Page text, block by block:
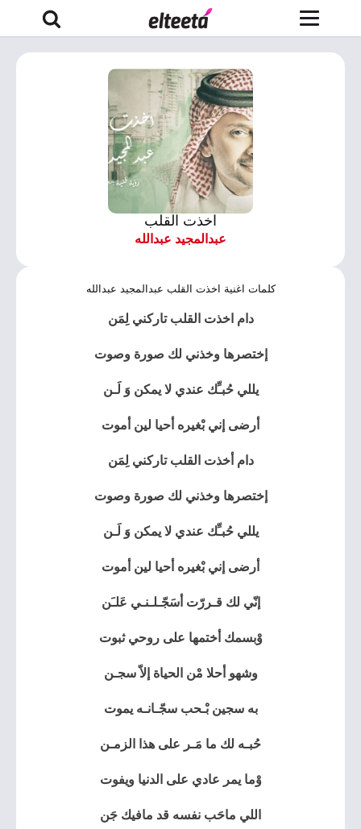
اخذت القلب
عبدالمجيد عبدالله
كلمات اغنية اخذت القلب عبدالمجيد عبدالله
دام اخذت القلب تاركني لِمَن
إختصرها وخذني لك صورة وصوت
يللي حُبـِّك عندي لا يمكن وَ لَـن
أرضى إني بْغيره أحيا لين أموت
دام أخذت القلب تاركني لِمَن
إختصرها وخذني لك صورة وصوت
يللي حُبـِّك عندي لا يمكن وَ لَـن
أرضى إني بْغيره أحيا لين أموت
إنّي لك قـررّت أسَجّـلـنـي عَلـَن
وْبسمك أختمها على روحي ثبوت
وشهو أحلا مْن الحياة إلاّ سجـن
به سجين بْـحب سجّـانـه يموت
حُبـه لك ما مَـر على هذا الزمـن
وْما يمر عادي على الدنيا ويفوت
اللي ماحَب نفسه قد مافيك جَن